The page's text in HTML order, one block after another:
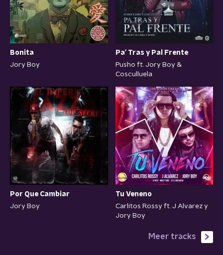
Bonita
Jory Boy
Pa' Tras y Pal Frente
Pusho ft. Jory Boy &
Cosculluela
Por Que Cambiar
Jory Boy
Tu Veneno
Carlitos Rossy ft. J Alvarez y
Jory Boy
Meer tracks